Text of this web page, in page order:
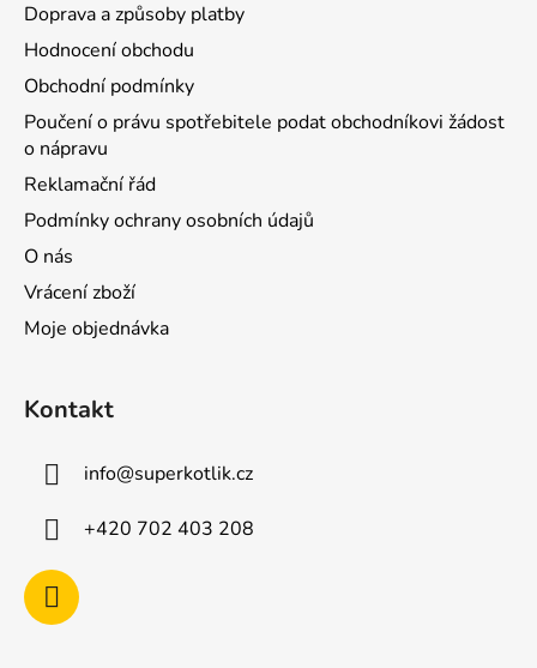
Doprava a způsoby platby
Hodnocení obchodu
Obchodní podmínky
Poučení o právu spotřebitele podat obchodníkovi žádost
o nápravu
Reklamační řád
Podmínky ochrany osobních údajů
O nás
Vrácení zboží
Moje objednávka
Kontakt
info@superkotlik.cz
+420 702 403 208